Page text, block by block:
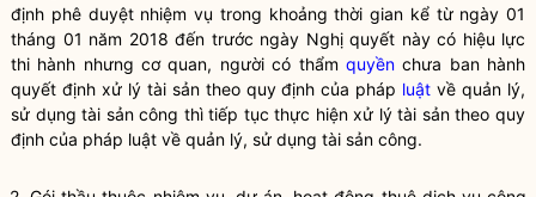
định phê duyệt nhiệm vụ trong khoảng thời gian kể từ ngày 01
tháng 01 năm 2018 đến trước ngày Nghị quyết này có hiệu lực
thi hành nhưng cơ quan, người có thẩm quyềnchưa ban hành
quyết định xử lý tài sản theo quy định của pháp luật về quản lý,
sử dụng tài sản công thì tiếp tục thực hiện xử lý tài sản theo quy
định của pháp luật về quản lý, sử dụng tài sản công.